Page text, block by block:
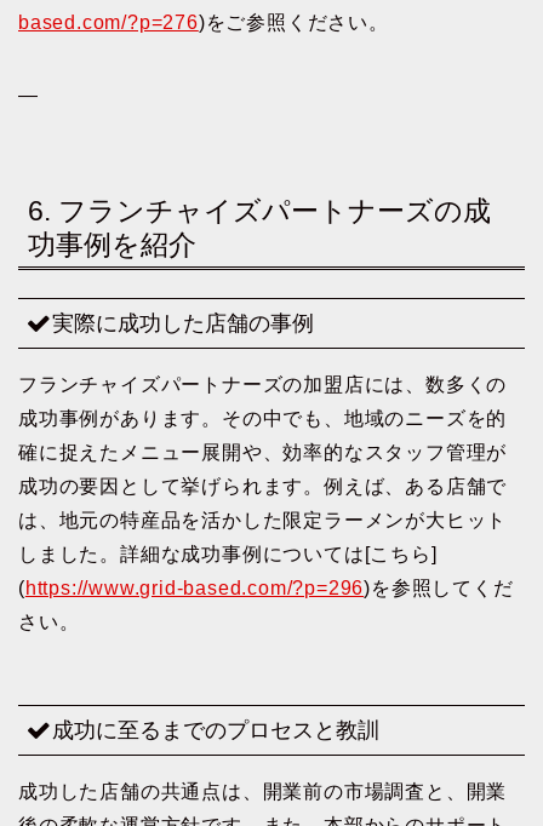
based.com/?p=276)をご参照ください。
—
6. フランチャイズパートナーズの成
功事例を紹介
実際に成功した店舗の事例
フランチャイズパートナーズの加盟店には、数多くの
成功事例があります。その中でも、地域のニーズを的
確に捉えたメニュー展開や、効率的なスタッフ管理が
成功の要因として挙げられます。例えば、ある店舗で
は、地元の特産品を活かした限定ラーメンが大ヒット
しました。詳細な成功事例については[こちら]
(https://www.grid-based.com/?p=296)を参照してくだ
さい。
成功に至るまでのプロセスと教訓
成功した店舗の共通点は、開業前の市場調査と、開業